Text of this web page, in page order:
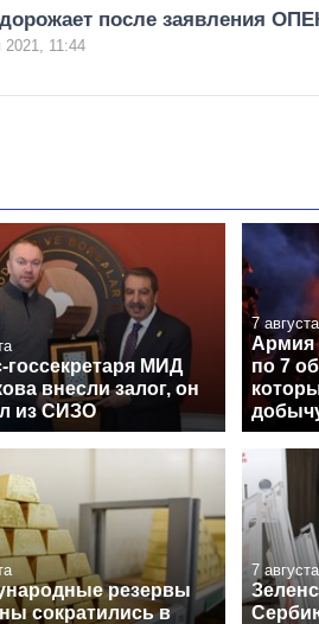
после заявления
2021, 11:44
госсекретаря МИД
внесли залог, он
из СИЗО
7 августа
Армия
по 7
резервы
сократились в
7 августа